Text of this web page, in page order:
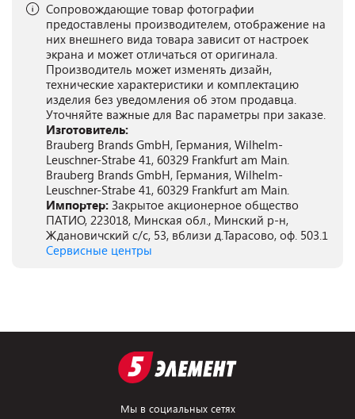
Сопровождающие товар фотографии
предоставлены производителем, отображение на
них внешнего вида товара зависит от настроек
экрана и может отличаться от оригинала.
Производитель может изменять дизайн,
технические характеристики и комплектацию
изделия без уведомления об этом продавца.
Уточняйте важные для Вас параметры при заказе.
Изготовитель:
Brauberg Brands GmbH, Германия, Wilhelm-
Leuschner-Strabe 41, 60329 Frankfurt am Main.
Brauberg Brands GmbH, Германия, Wilhelm-
Leuschner-Strabe 41, 60329 Frankfurt am Main.
Импортер: Закрытое акционерное общество
ПАТИО, 223018, Минская обл., Минский р-н,
Ждановичский с/с, 53, вблизи д.Тарасово, оф. 503.1
Сервисные центры
Мы в социальных сетях